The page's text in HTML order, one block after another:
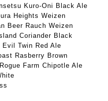
Kuro-Oni Black Ale
Heights Weizen
Beer Rauch Weizen
Coriander Black
Twin Red Ale
Rasberry Brown
Farm Chipotle Ale